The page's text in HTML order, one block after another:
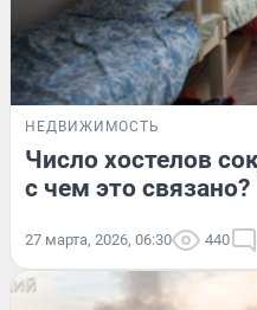
НЕДВИЖИМОСТЬ
Число хостелов
с чем это связано?
27 марта, 2026, 06:30 440